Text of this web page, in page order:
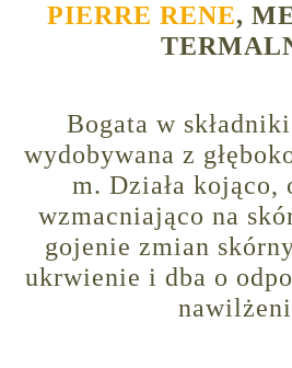
PIERRE RENE,
Bogata w
wydobywana z
m. Działa kojąco,
wzmacniająco na
gojenie zmian
ukrwienie i dba o